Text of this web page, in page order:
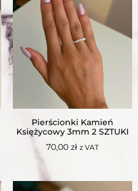
Pierścionki Kamień
Księżycowy 3mm 2 SZTUKI
70,00 zł z VAT